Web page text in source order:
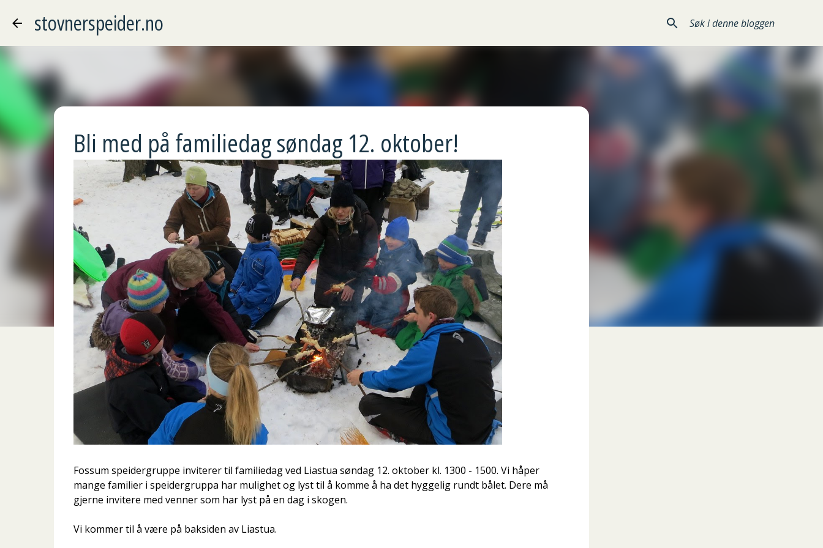
stovnerspeider.no
Bli med på familiedag søndag 12. oktober!
Fossum speidergruppe inviterer til familiedag ved Liastua søndag 12. oktober kl. 1300 - 1500. Vi håper
mange familier i speidergruppa har mulighet og lyst til å komme å ha det hyggelig rundt bålet. Dere må
gjerne invitere med venner som har lyst på en dag i skogen.
Vi kommer til å være på baksiden av Liastua.